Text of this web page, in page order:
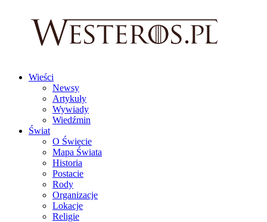
Wieści
Newsy
Artykuły
Wywiady
Wiedźmin
Świat
O Świecie
Mapa Świata
Historia
Postacie
Rody
Organizacje
Lokacje
Religie